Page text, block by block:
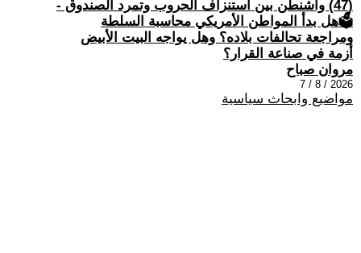
(47) واشنطن بين استنزاف الحروب وتمرد الصندوق -
🗳هل بدأ المواطن الأمريكي محاسبة السلطة
ومراجعة تحالفات بلاده؟ وهل يواجه البيت الأبيض
أزمة في صناعة القرار؟
مروان صباح
2026 / 8 / 7
مواضيع وابحاث سياسية